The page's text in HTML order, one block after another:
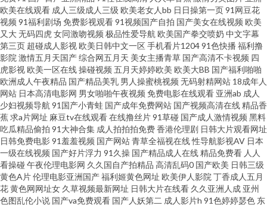
视频 91豆花原创 69国产精品 五月天色色影院 91成人福利在线视频 91爱爱欧
美 91豆花网 影音先锋色情五月 91成品视频 91东京热中文字幕 91N操 亚洲天
堂网www精选 丝袜深爱网 五月天狠狠干 色四房夜天 色国欧美 日韩看片 日韩
新片BT一二三 午夜无玛 探花对白 色婷婷激情性爱五月天 视频免费夜 日韩无
码久久人妻观看 亚洲精品五月婷婷 91jiuyi 先锋资源欧美 先锋人妻啪啪va资
源 日韩熟女合集久久 女同六区 91性被爱免费视频 先锋影院日韩精品av 影音
先锋性爱aV 91免费观看网站入口 91热国产人妖 91美女内射网站 91抖音 91
欧美在线观看 成人三级成人三级 欧美老女人bb 日日操第一页91网豆花
视频 91福利剧场 免费影视观看91视频国产自拍 国产美女在线视频 欧美
又大 无码四虎女同激吻视频 极品性爱导航 欧美国产拳交喷奶 中文字幕
第三页 超碰成人影视欧美日韩中文一区手机看片120491色快播 福利撸
影院 激情五月天国产综合网五月天 美女主播青草 国产高清不卡视频 四
虎影视欧美一区在线操碰视频 五月天婷婷欧美 欧美大BB 国产福利啪啪
欧洲成人午夜精品 国产精品美乳 男人操蜜桃视频 无码射精网站 18成年人
网站 日本高清电影网 男女啪啪午夜视频 免费电影在线观看 亚洲ab 成人
少妇视频导航 91国产小青蛙 国产成年免费网站 国产视频高清在线精品香
蕉求a片网址 麻豆tv在线观看在线撸丝片91草碰 国产成人激情视频 黑料
吃瓜精品偷拍 91大神合集 成人拍拍拍免费香港伦理剧 日韩大片观看网址
日韩免费电影91羞羞视频 国产网站青草全福视在线性导航影视AV 日本
一级在线视频 国产好片浮力 91久操 国产精品成人在线精品免费看 人人
看操碰 午夜伦理电影网 久久国自产拍精品 高清乱码0 国产欧美 日韩三级
黄色A片伦理电影亚洲国产福利姬黄色网址 欧美伊人影院 丁香成人五月
花黄色网网址女 久草视频最新网址 日韩大片在线看 久久亚洲人成 亚州
色图乱伦小说 国产va免费观看 国产人妖第二 成人影片h 91色婷婷瑟色 东